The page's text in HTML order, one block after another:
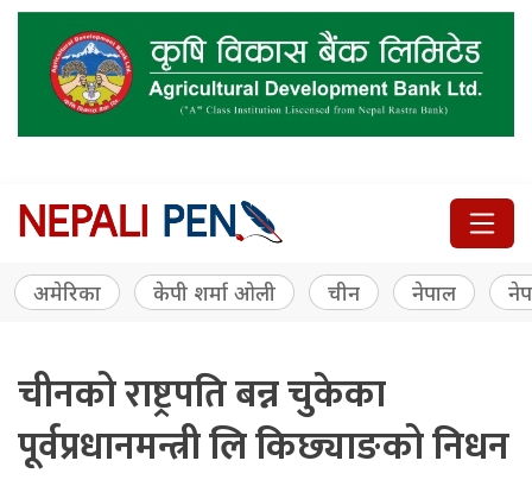
अमेरिका केपी शर्मा ओली चीन नेपाल
चीनको राष्ट्रपति बन्न चुकेका
पूर्वप्रधानमन्त्री लि किछ्याङको निधन